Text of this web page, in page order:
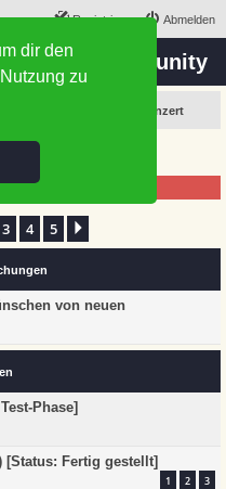
dir den
zu
Abmelden
Registrieren
Community
ist doch ein Wunschkonzert
3 4 5
von neuen
Phase]
[Status: Fertig gestellt]
1 2 3